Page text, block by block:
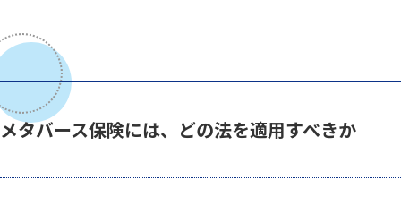
メタバース保険には、どの法を適用すべきか